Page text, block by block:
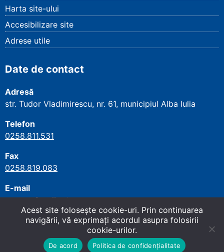
Harta site-ului
Accesibilizare site
Adrese utile
Date de contact
Adresă
str. Tudor Vladimirescu, nr. 61, municipiul Alba Iulia
Telefon
0258.811.531
Fax
0258.819.083
E-mail
secretariat.alba@cnpp.ro
Casa Județeană de Pensii
. All rights reserved.Site dezvoltat de WMT
↑
Acest site foloseşte cookie-uri. Prin continuarea
navigării, vă exprimaţi acordul asupra folosirii
cookie-urilor.
De acord Politica de confidențialitate